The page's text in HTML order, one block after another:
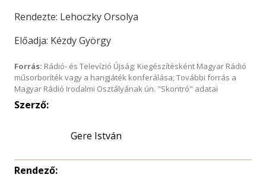
Rendezte: Lehoczky Orsolya
Előadja: Kézdy György
Forrás: Rádió- és Televízió Újság; Kiegészítésként Magyar Rádió
műsorboríték vagy a hangjáték konferálása; További forrás a
Magyar Rádió Irodalmi Osztályának ún. "Skontró" adatai
Szerző:
Gere István
Rendező: